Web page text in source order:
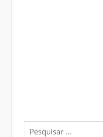
Pesquisar
por: